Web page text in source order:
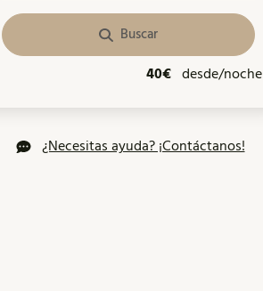
Buscar
40€ desde/noche
¿Necesitas ayuda? ¡Contáctanos!